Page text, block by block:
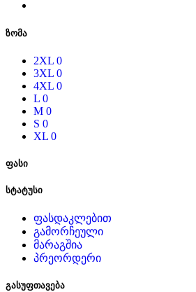
ზომა
2XL 0
3XL 0
4XL 0
L 0
M 0
S 0
XL 0
ფასი
სტატუსი
ფასდაკლებით
გამორჩეული
მარაგშია
პრეორდერი
გასუფთავება